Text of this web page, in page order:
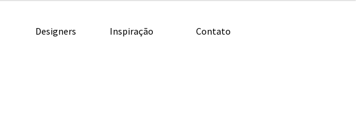
Designers Inspiração Contato